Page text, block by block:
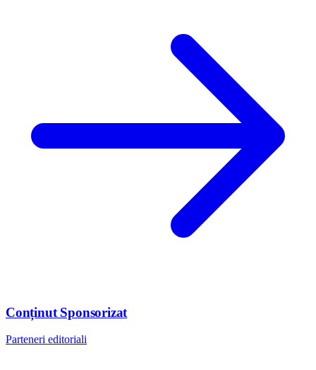
Conținut Sponsorizat
Parteneri editoriali